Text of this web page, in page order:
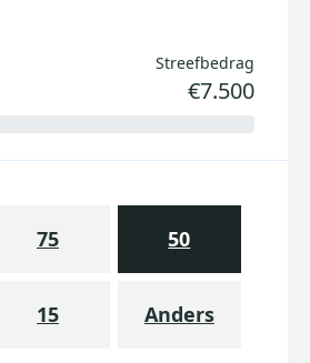
Streefbedrag
€7.500
75 50
15 Anders